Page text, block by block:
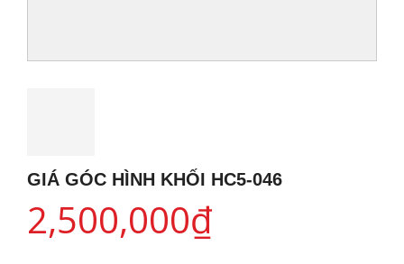
GIÁ GÓC HÌNH KHỐI HC5-046
2,500,000₫